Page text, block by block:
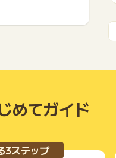
めてガイド
3ステップ